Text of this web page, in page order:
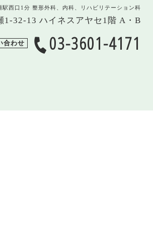
西口1分 整形外科、内科、リハビリテーション科
1-32-13 ハイネスアヤセ1階 A・B
合わせ 03-3601-4171